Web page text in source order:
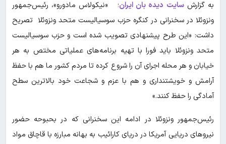
به گزارشسایت دیده بان ایران؛ «نیکولاس مادورو»، رئیس‌جمهور
ونزوئلا در سخنرانی در کنگره حزب سوسیالیست متحد ونزوئلا تصریح
داشت: «این طرح پیشنهادی تصویب شده است و حزب سوسیالیست
متحد ونزوئلا باید فورا با تهیه برنامه‌های عملیاتی مختص به هر
خیابان و هر محله اجرای آن را شروع کرده تا مردم کشور ما هم با حفظ
آرامش و خویشتنداری و هم با عزم و شجاعت خود بالاترین سطح
آمادگی را حفظ کنند.»
رئیس‌جمهور ونزوئلا در ادامه این سخنرانی که در بحبوحه حضور
نیروهای دریایی آمریکا در دریای کارائیب به بهانه مبارزه با قاچاق مواد